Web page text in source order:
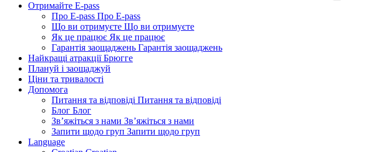
Отримайте E-pass
Про E-pass Про E-pass
Що ви отримуєте Що ви отримуєте
Як це працює Як це працює
Гарантія заощаджень Гарантія заощаджень
Найкращі атракції Брюгге
Плануй і заощаджуй
Ціни та тривалості
Допомога
Питання та відповіді Питання та відповіді
Блог Блог
Зв’яжіться з нами Зв’яжіться з нами
Запити щодо груп Запити щодо груп
Language